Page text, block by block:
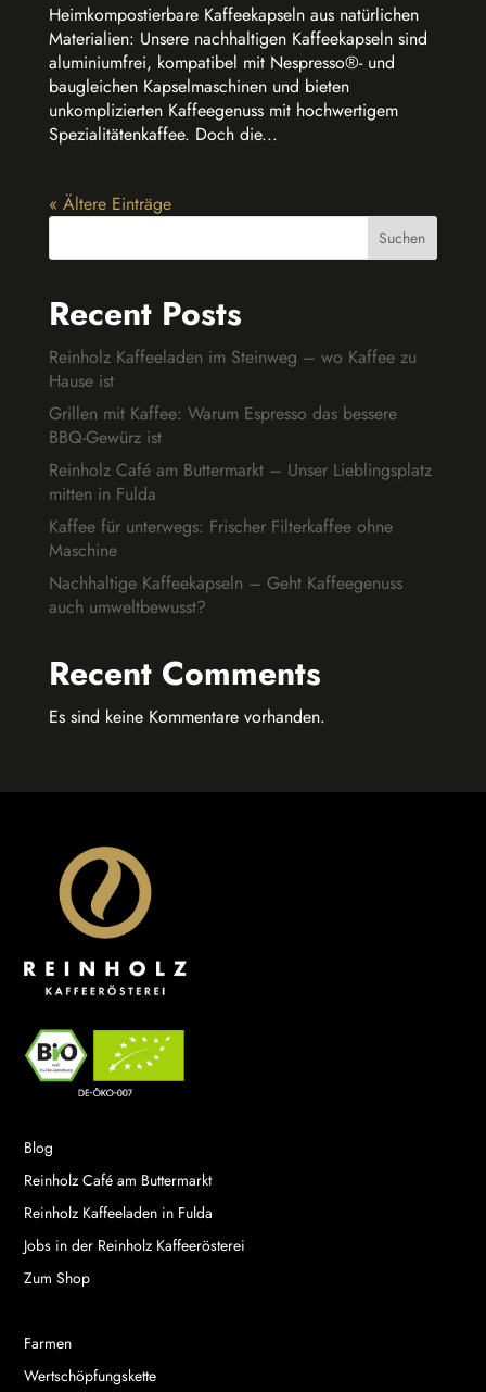
Heimkompostierbare Kaffeekapseln aus natürlichen
Materialien: Unsere nachhaltigen Kaffeekapseln sind
aluminiumfrei, kompatibel mit Nespresso®- und
baugleichen Kapselmaschinen und bieten
unkomplizierten Kaffeegenuss mit hochwertigem
Spezialitätenkaffee. Doch die...
« Ältere Einträge
Suchen
Recent Posts
Reinholz Kaffeeladen im Steinweg – wo Kaffee zu
Hause ist
Grillen mit Kaffee: Warum Espresso das bessere
BBQ-Gewürz ist
Reinholz Café am Buttermarkt – Unser Lieblingsplatz
mitten in Fulda
Kaffee für unterwegs: Frischer Filterkaffee ohne
Maschine
Nachhaltige Kaffeekapseln – Geht Kaffeegenuss
auch umweltbewusst?
Recent Comments
Es sind keine Kommentare vorhanden.
Blog
Reinholz Café am Buttermarkt
Reinholz Kaffeeladen in Fulda
Jobs in der Reinholz Kaffeerösterei
Zum Shop
Farmen
Wertschöpfungskette